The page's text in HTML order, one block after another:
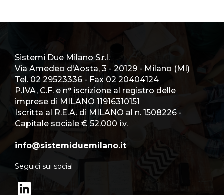
Sistemi Due Milano S.r.l.
Via Amedeo d'Aosta, 3 - 20129 - Milano (MI)
Tel. 02 29523336 - Fax 02 20404124
P.IVA, C.F. e n° iscrizione al registro delle
imprese di MILANO 11916310151
Iscritta al R.E.A. di MILANO al n. 1508226 -
Capitale sociale € 52.000 i.v.
info@sistemiduemilano.it
Seguici sui social